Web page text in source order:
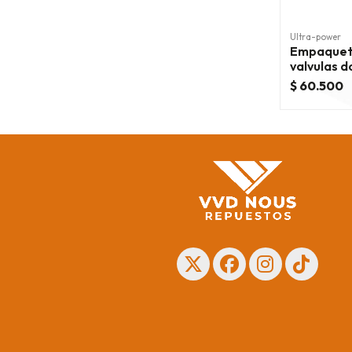
Ultra-power
valvulas
2006/2010
$ 60.500